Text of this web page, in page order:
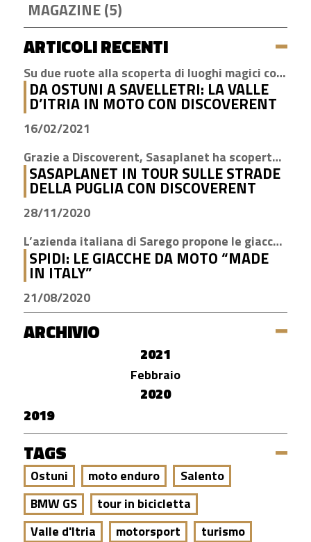
MAGAZINE (5)
ARTICOLI RECENTI
Su due ruote alla scoperta di luoghi magici come Cisternino, Locorotondo e Alberobello
DA OSTUNI A SAVELLETRI: LA VALLE
D’ITRIA IN MOTO CON DISCOVERENT
16/02/2021
Grazie a Discoverent, Sasaplanet ha scoperto la magia della nostra amata regione
SASAPLANET IN TOUR SULLE STRADE
DELLA PUGLIA CON DISCOVERENT
28/11/2020
L’azienda italiana di Sarego propone le giacche con la tecnologia H2Out, impermeabile, antivento e traspirante
SPIDI: LE GIACCHE DA MOTO “MADE
IN ITALY”
21/08/2020
ARCHIVIO
2021
Febbraio
2020
2019
TAGS
Ostuni moto enduro
Salento
BMW GS
tour in bicicletta
Valle d'Itria
motorsport
turismo